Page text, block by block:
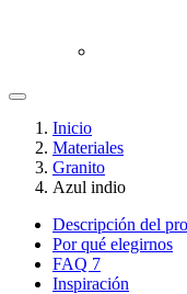
Inicio
Materiales
Granito
Azul indio
Descripción del
Por qué elegirnos
FAQ 7
Inspiración